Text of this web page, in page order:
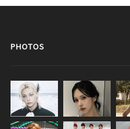
PHOTOS